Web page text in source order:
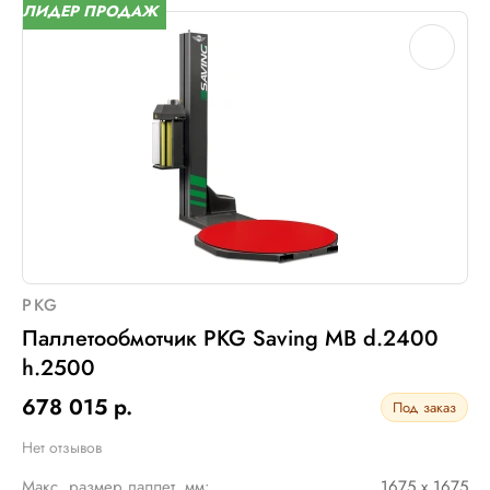
Шир. рулона с пленкой, мм:
500
Макс. грузоподъемность, кг:
2000 (Опция: 3000)
Электрическое подключение:
Установленная мощность::
ЛИДЕР ПРОДАЖ
PKG
Паллетообмотчик PKG Saving MB d.2400
h.2500
678 015 р.
Под заказ
Нет отзывов